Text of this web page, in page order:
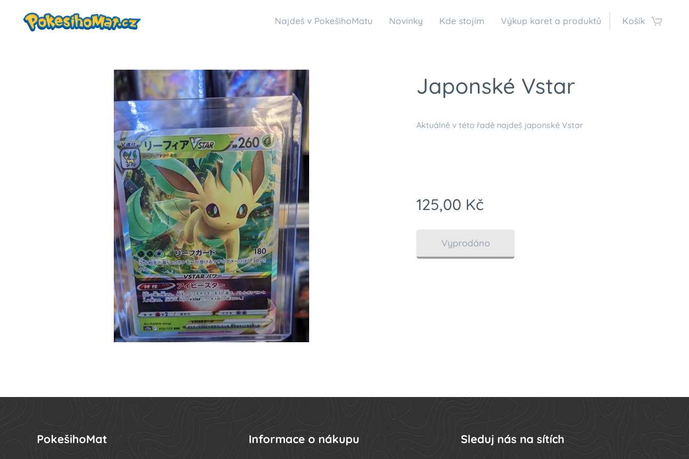
Najdeš v PokešihoMatu Novinky Kde stojím Výkup karet a produktů Košík
Japonské Vstar
Aktuálně v této řadě najdeš japonské Vstar
125,00 Kč
Vyprodáno
PokešihoMat Informace o nákupu Sleduj nás na sítích